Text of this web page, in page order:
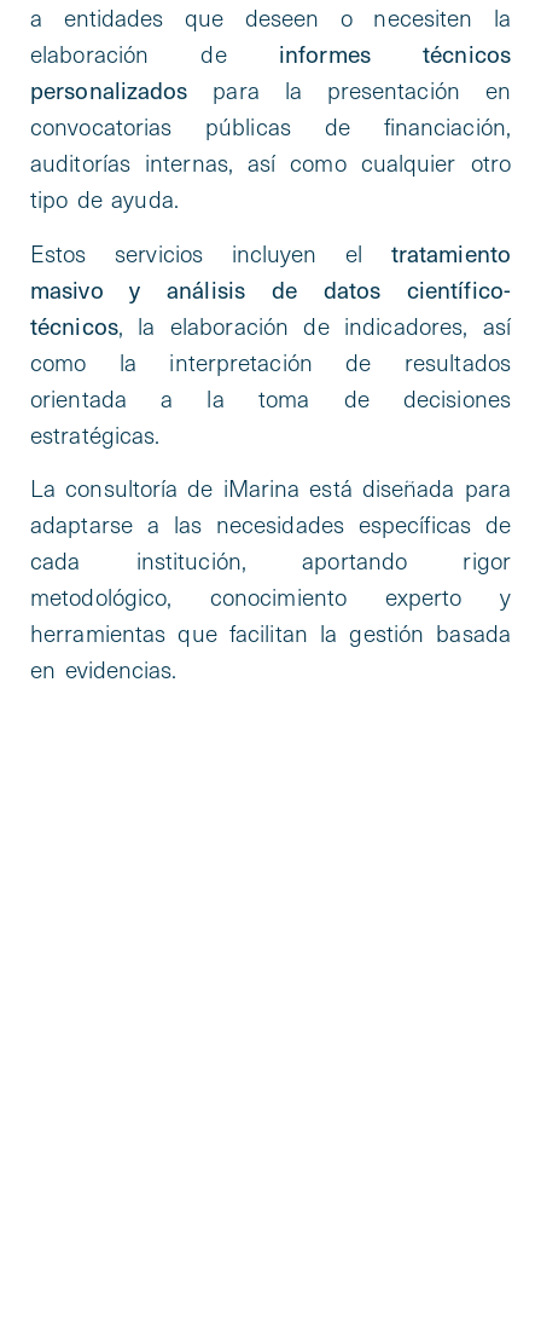
a entidades que deseen o necesiten la
elaboración de informes técnicos
personalizados para la presentación en
convocatorias públicas de financiación,
auditorías internas, así como cualquier otro
tipo de ayuda.
Estos servicios incluyen el tratamiento
masivo y análisis de datos científico-
técnicos, la elaboración de indicadores, así
como la interpretación de resultados
orientada a la toma de decisiones
estratégicas.
La consultoría de iMarina está diseñada para
adaptarse a las necesidades específicas de
cada institución, aportando rigor
metodológico, conocimiento experto y
herramientas que facilitan la gestión basada
en evidencias.